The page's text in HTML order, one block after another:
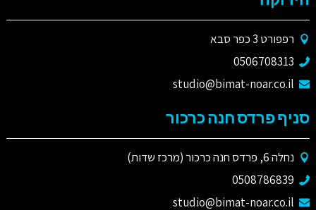
רפפורט 3 כפר סבא
0506708313
studio@bimat-noar.co.il
סניף פרדס חנה כרכור
נחלה 6, פרדס חנה כרכור (מרכז שדות)
0508786839
studio@bimat-noar.co.il